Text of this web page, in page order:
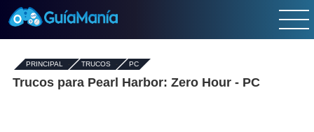
PRINCIPAL - TRUCOS- PC
Trucos para Pearl Harbor: Zero Hour - PC